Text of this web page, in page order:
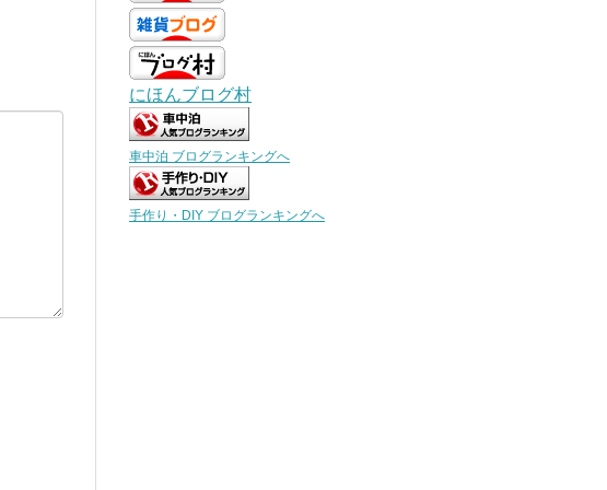
にほんブログ村
車中泊 ブログランキングへ
手作り・DIY ブログランキングへ